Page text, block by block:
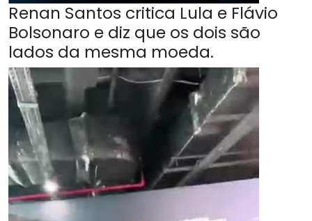
Renan Santos critica Lula e Flávio
Bolsonaro e diz que os dois são
lados da mesma moeda.